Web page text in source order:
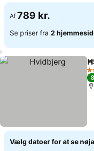
Af 789 kr.
Se priser fra 2
2
Vælg datoer for at se